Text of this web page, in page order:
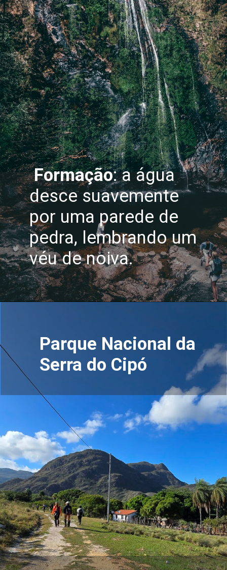
Formação: a água
desce suavemente
por uma parede de
pedra, lembrando um
véu de noiva.
Parque Nacional da
Serra do Cipó